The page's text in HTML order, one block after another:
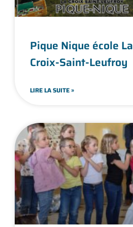
Pique Nique école La
Croix-Saint-Leufroy
LIRE LA SUITE »